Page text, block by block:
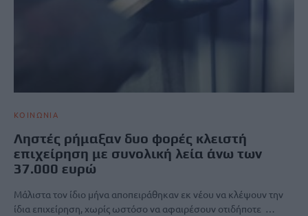
ΚΟΙΝΩΝΙΑ
Ληστές ρήμαξαν δυο φορές κλειστή
επιχείρηση με συνολική λεία άνω των
37.000 ευρώ
Μάλιστα τον ίδιο μήνα αποπειράθηκαν εκ νέου να κλέψουν την
ίδια επιχείρηση, χωρίς ωστόσο να αφαιρέσουν οτιδήποτε …